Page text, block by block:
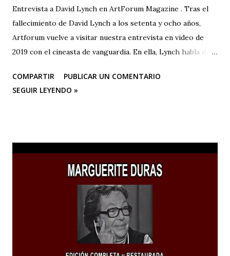
Entrevista a David Lynch en ArtForum Magazine . Tras el
fallecimiento de David Lynch a los setenta y ocho años,
Artforum vuelve a visitar nuestra entrevista en video de
2019 con el cineasta de vanguardia. En ella, Lynch habla de
creación artística, desde sus años de estudiante en la
Academia de Bellas Artes de Pensilvania hasta su mudanza a
COMPARTIR
PUBLICAR UN COMENTARIO
SEGUIR LEYENDO »